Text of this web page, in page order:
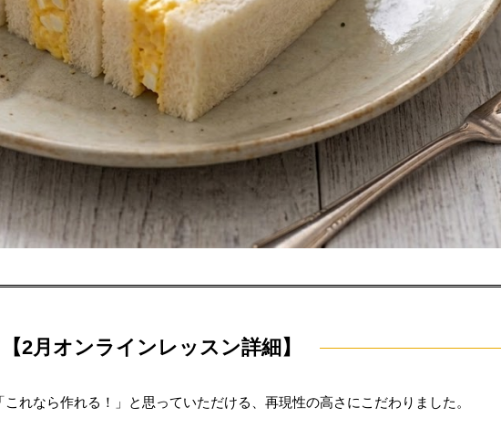
【2月オンラインレッスン詳細】
れなら作れる！」と思っていただける、再現性の高さにこだわりました。